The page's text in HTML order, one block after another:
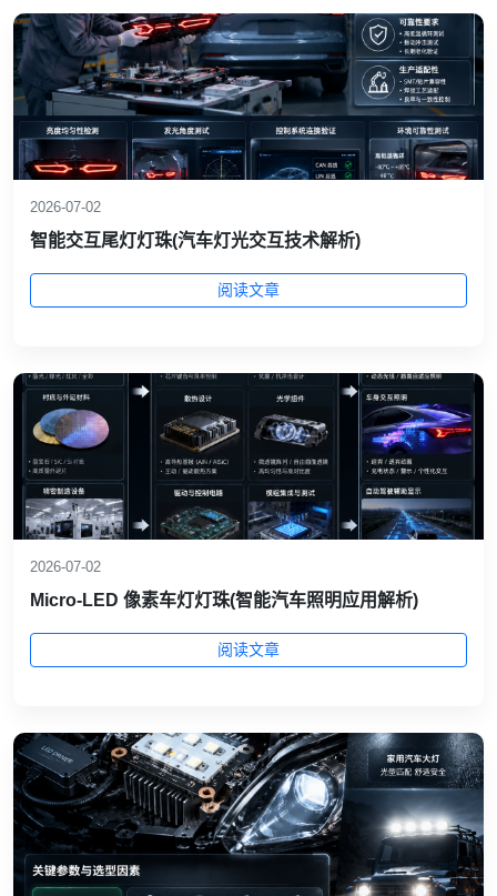
2026-07-02
智能交互尾灯灯珠(汽车灯光交互技术解析)
阅读文章
2026-07-02
Micro-LED 像素车灯灯珠(智能汽车照明应用解析)
阅读文章